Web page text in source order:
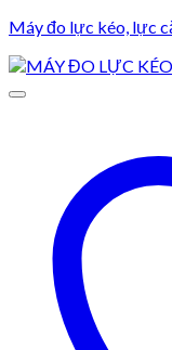
Máy đo lực kéo, lực